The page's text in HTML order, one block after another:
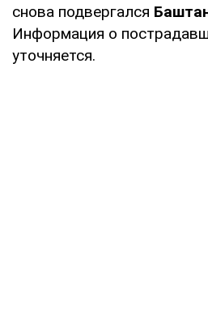
снова подвергался
Информация о
уточняется.